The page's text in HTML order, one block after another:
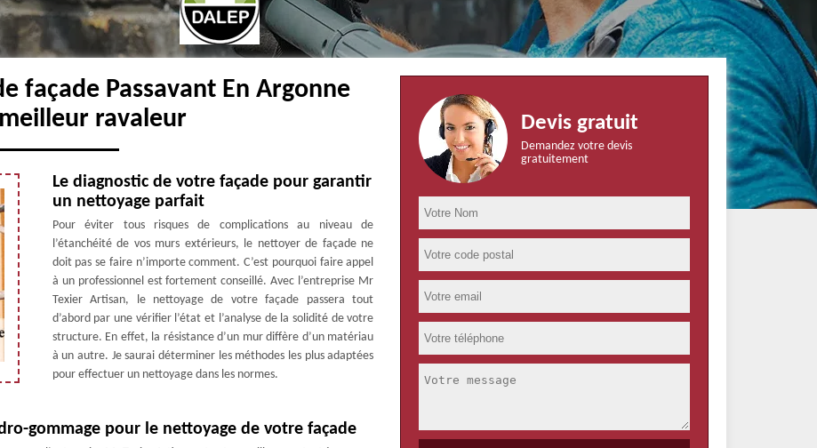
façade Passavant En Argonne
ravaleur
Le diagnostic de votre façade pour garantir
un nettoyage parfait
Pour éviter tous risques de complications au niveau de
l’étanchéité de vos murs extérieurs, le nettoyer de façade ne
doit pas se faire n’importe comment. C’est pourquoi faire appel
à un professionnel est fortement conseillé. Avec l’entreprise Mr
Texier Artisan, le nettoyage de votre façade passera tout
d’abord par une vérifier l’état et l’analyse de la solidité de votre
structure. En effet, la résistance d’un mur diffère d’un matériau
à un autre. Je saurai déterminer les méthodes les plus adaptées
pour effectuer un nettoyage dans les normes.
gommage pour le nettoyage de votre façade
Devis gratuit
Demandez votre devis
gratuitement